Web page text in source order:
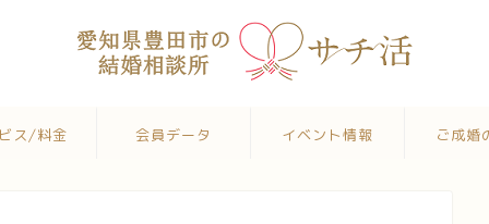
ス/料金 会員データ イベント情報 ご成婚